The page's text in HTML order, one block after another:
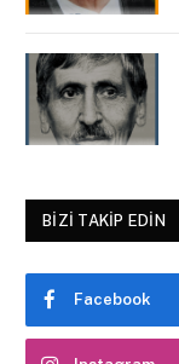
BIZI TAKIP EDIN
Facebook